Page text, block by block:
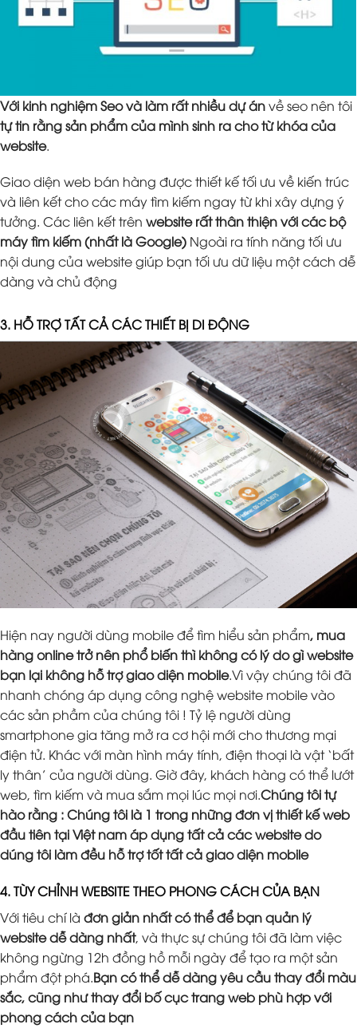
Với kinh nghiệm Seo và làm rất nhiều dự ánvề seo nên tôi
tự tin rằng sản phẩm của mình sinh ra cho từ khóa của
website.
Giao diện web bán hàng được thiết kế tối ưu về kiến trúc
và liên kết cho các máy tìm kiếm ngay từ khi xây dựng ý
tưởng. Các liên kết trên website rất thân thiện với các bộ
máy tìm kiếm (nhất là Google) Ngoài ra tính năng tối ưu
nội dung của website giúp bạn tối ưu dữ liệu một cách dễ
dàng và chủ động
3. HỖ TRỢ TẤT CẢ CÁC THIẾT BỊ DI ĐỘNG
Hiện nay người dùng mobile để tìm hiểu sản phẩm, mua
hàng online trở nên phổ biến thì không có lý do gì website
bạn lại không hỗ trợ giao diện mobile.Vì vậy chúng tôi đã
nhanh chóng áp dụng công nghệ website mobile vào
các sản phầm của chúng tôi ! Tỷ lệ người dùng
smartphone gia tăng mở ra cơ hội mới cho thương mại
điện tử. Khác với màn hình máy tính, điện thoại là vật ‘bất
ly thân’ của người dùng. Giờ đây, khách hàng có thể lướt
web, tìm kiếm và mua sắm mọi lúc mọi nơi.Chúng tôi tự
hào rằng : Chúng tôi là 1 trong những đơn vị thiết kế web
đầu tiên tại Việt nam áp dụng tất cả các website do
dúng tôi làm đều hỗ trợ tốt tất cả giao diện mobile
4. TÙY CHỈNH WEBSITE THEO PHONG CÁCH CỦA BẠN
Với tiêu chí là đơn giản nhất có thể để bạn quản lý
website dễ dàng nhất, và thực sự chúng tôi đã làm việc
không ngừng 12h đồng hồ mỗi ngày để tạo ra một sản
phẩm đột phá.Bạn có thể dễ dàng yêu cầu thay đổi màu
sắc, cũng như thay đổi bố cục trang web phù hợp với
phong cách của bạn